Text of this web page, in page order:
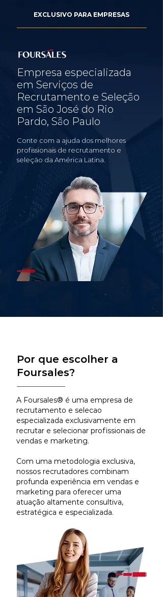
EXCLUSIVO PARA EMPRESAS
Empresa especializada
em Serviços de
Recrutamento e Seleção
em São José do Rio
Pardo, São Paulo
Conte com a ajuda dos melhores
profissionais de recrutamento e
seleção da América Latina.
Por que escolher a
Foursales?
A Foursales® é uma empresa de
recrutamento e selecao
especializada exclusivamente em
recrutar e selecionar profissionais de
vendas e marketing.
Com uma metodologia exclusiva,
nossos recrutadores combinam
profunda experiência em vendas e
marketing para oferecer uma
atuação altamente consultiva,
estratégica e especializada.